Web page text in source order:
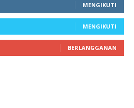
MENGIKUTI
MENGIKUTI
BERLANGGANAN